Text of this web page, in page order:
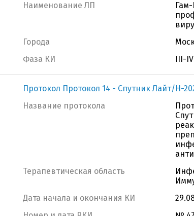
Наименование ЛП
Города
Фаза КИ
III-IV
Протокол Протокол 14 - Спутник Лайт/Н-
Название протокола
Терапевтическая область
Дата начала и окончания КИ